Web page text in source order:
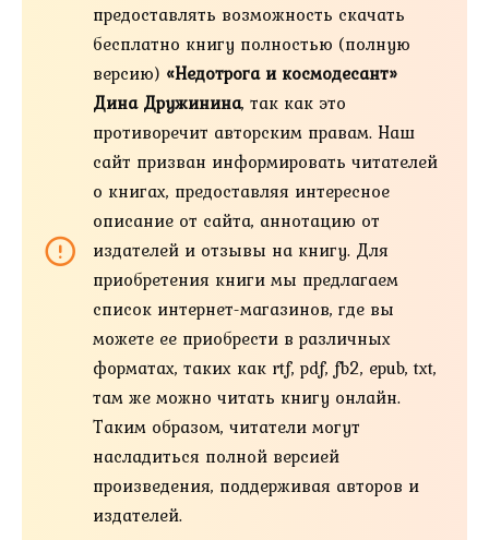
предоставлять возможность скачать
бесплатно книгу полностью (полную
версию) «Недотрога и космодесант»
Дина Дружинина, так как это
противоречит авторским правам. Наш
сайт призван информировать читателей
о книгах, предоставляя интересное
описание от сайта, аннотацию от
издателей и отзывы на книгу. Для
приобретения книги мы предлагаем
список интернет-магазинов, где вы
можете ее приобрести в различных
форматах, таких как rtf, pdf, fb2, epub, txt,
там же можно читать книгу онлайн.
Таким образом, читатели могут
насладиться полной версией
произведения, поддерживая авторов и
издателей.